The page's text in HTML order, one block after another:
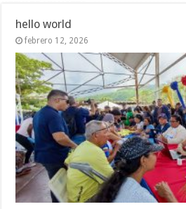
hello world
febrero 12, 2026